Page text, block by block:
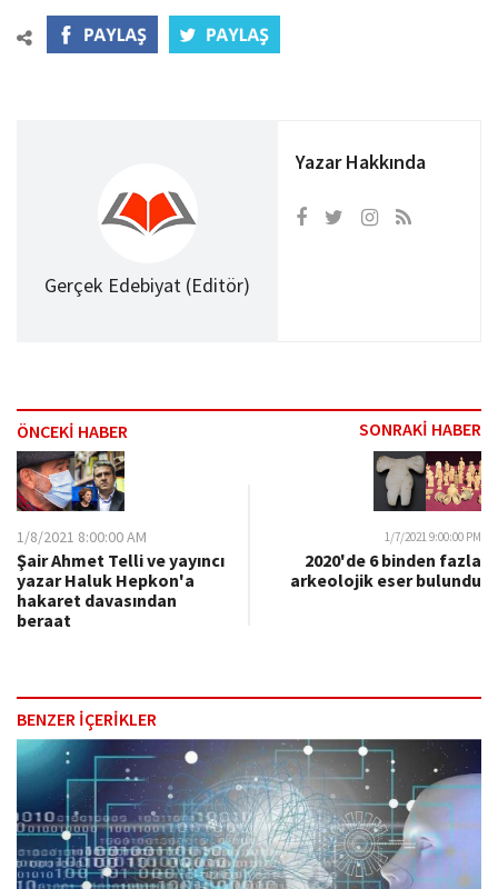
Gerçek Edebiyat (Editör)
Yazar Hakkında
ÖNCEKİ HABER SONRAKİ HABER
1/8/2021 8:00:00 AM
Şair Ahmet Telli ve yayıncı
yazar Haluk Hepkon'a
hakaret davasından
beraat
1/7/2021 9:00:00 PM
2020'de 6 binden fazla
arkeolojik eser bulundu
BENZER İÇERİKLER